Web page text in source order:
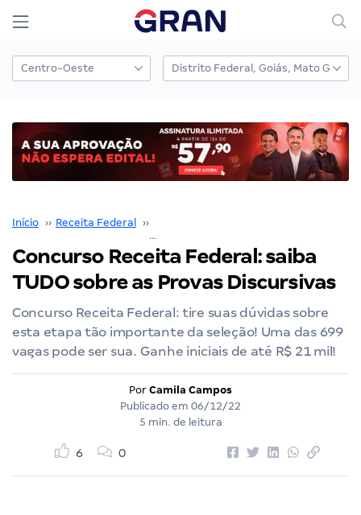
Início ›› Receita Federal ››
Concurso Receita Federal: saiba
TUDO sobre as Provas Discursivas
Concurso Receita Federal: tire suas dúvidas sobre
esta etapa tão importante da seleção! Uma das 699
vagas pode ser sua. Ganhe iniciais de até R$ 21 mil!
Por Camila Campos
Publicado em 06/12/22
5 min. de leitura
6 0